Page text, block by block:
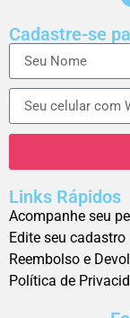
Cadastre-se
Links Rápidos
Acompanhe seu
Edite seu cadastro
Reembolso e
Política de